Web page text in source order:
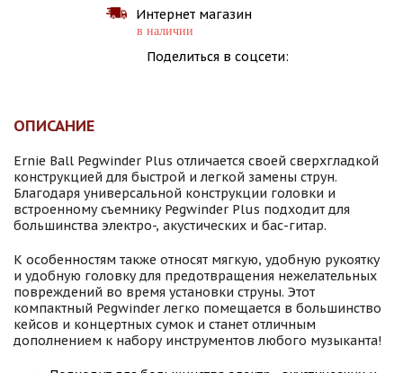
Интернет магазин
в наличии
Поделиться в соцсети:
ОПИСАНИЕ
Ernie Ball Pegwinder Plus отличается своей сверхгладкой
конструкцией для быстрой и легкой замены струн.
Благодаря универсальной конструкции головки и
встроенному съемнику Pegwinder Plus подходит для
большинства электро-, акустических и бас-гитар.
К особенностям также относят мягкую, удобную рукоятку
и удобную головку для предотвращения нежелательных
повреждений во время установки струны. Этот
компактный Pegwinder легко помещается в большинство
кейсов и концертных сумок и станет отличным
дополнением к набору инструментов любого музыканта!